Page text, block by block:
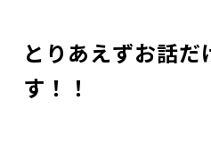
とりあえずお話だ
す！！